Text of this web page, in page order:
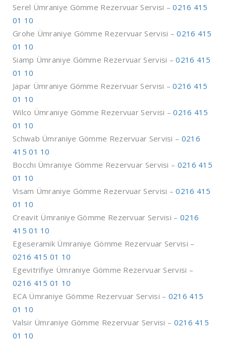
Serel Ümraniye Gömme Rezervuar Servisi –0216 415
01 10
Grohe Ümraniye Gömme Rezervuar Servisi –0216 415
01 10
Siamp Ümraniye Gömme Rezervuar Servisi –0216 415
01 10
Japar Ümraniye Gömme Rezervuar Servisi –0216 415
01 10
Wilco Ümraniye Gömme Rezervuar Servisi –0216 415
01 10
Schwab Ümraniye Gömme Rezervuar Servisi – 0216
415 01 10
Bocchi Ümraniye Gömme Rezervuar Servisi – 0216 415
01 10
Visam Ümraniye Gömme Rezervuar Servisi –0216 415
01 10
Creavit Ümraniye Gömme Rezervuar Servisi – 0216
415 01 10
Egeseramik Ümraniye Gömme Rezervuar Servisi –
0216 415 01 10
Egevitrifiye Ümraniye Gömme Rezervuar Servisi –
0216 415 01 10
ECA Ümraniye Gömme Rezervuar Servisi – 0216 415
01 10
Valsir Ümraniye Gömme Rezervuar Servisi – 0216 415
01 10